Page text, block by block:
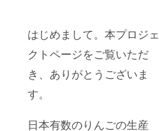
はじめまして。本プロジェ
クトページをご覧いただ
き、ありがとうございま
す。
日本有数のりんごの生産